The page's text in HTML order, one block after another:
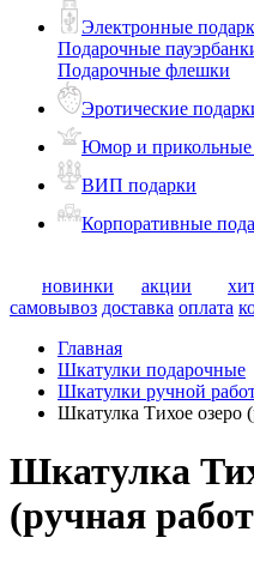
Электронные
Подарочные
Подарочные флешки
Эротические
Юмор и прикольные
ВИП подарки
Корпоративные
новинки акции
самовывоз доставка оплата
Главная
Шкатулки подарочные
Шкатулки ручной
Шкатулка Тихое озеро
Шкатулка
(ручная